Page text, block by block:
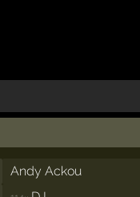
Andy Ackou